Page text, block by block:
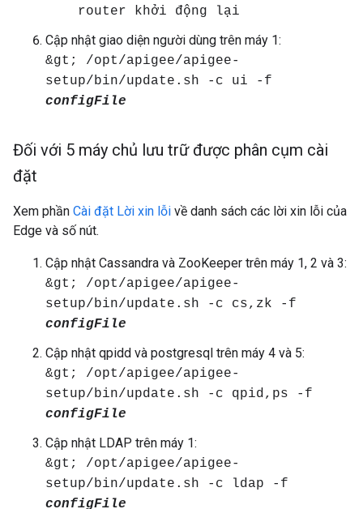
router khởi động lại
Cập nhật giao diện người dùng trên máy 1:
&gt; /opt/apigee/apigee-
setup/bin/update.sh -c ui -f
configFile
Đối với 5 máy chủ lưu trữ được phân cụm cài
đặt
Xem phần Cài đặt Lời xin lỗi về danh sách các lời xin lỗi của
Edge và số nút.
Cập nhật Cassandra và ZooKeeper trên máy 1, 2 và 3:
&gt; /opt/apigee/apigee-
setup/bin/update.sh -c cs,zk -f
configFile
Cập nhật qpidd và postgresql trên máy 4 và 5:
&gt; /opt/apigee/apigee-
setup/bin/update.sh -c qpid,ps -f
configFile
Cập nhật LDAP trên máy 1:
&gt; /opt/apigee/apigee-
setup/bin/update.sh -c ldap -f
configFile